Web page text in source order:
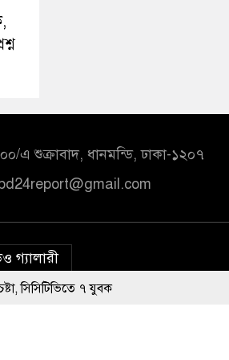
এ শুক্রাবাদ, ধানমন্ডি, ঢাকা-১২০৭
গ্যালারী
৭ যুবক